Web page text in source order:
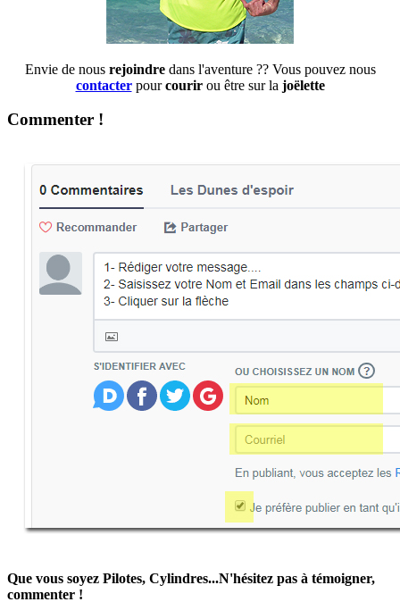
Envie de nous rejoindre dans l'aventure ?? Vous pouvez nous
contacterpourcourir ou être sur la joëlette
Commenter !
Que vous soyez Pilotes, Cylindres...N'hésitez pas à témoigner,
commenter !